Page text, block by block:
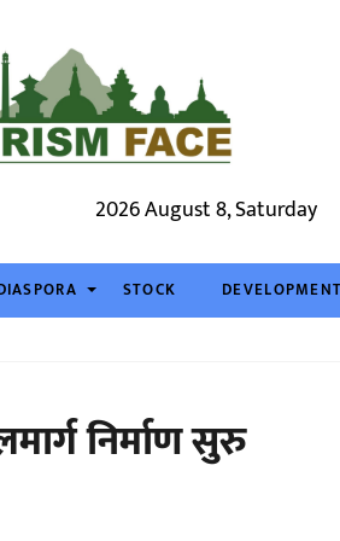
2026 August 8, Saturday
STOCK DEVELOPMENT
निर्माण सुरु